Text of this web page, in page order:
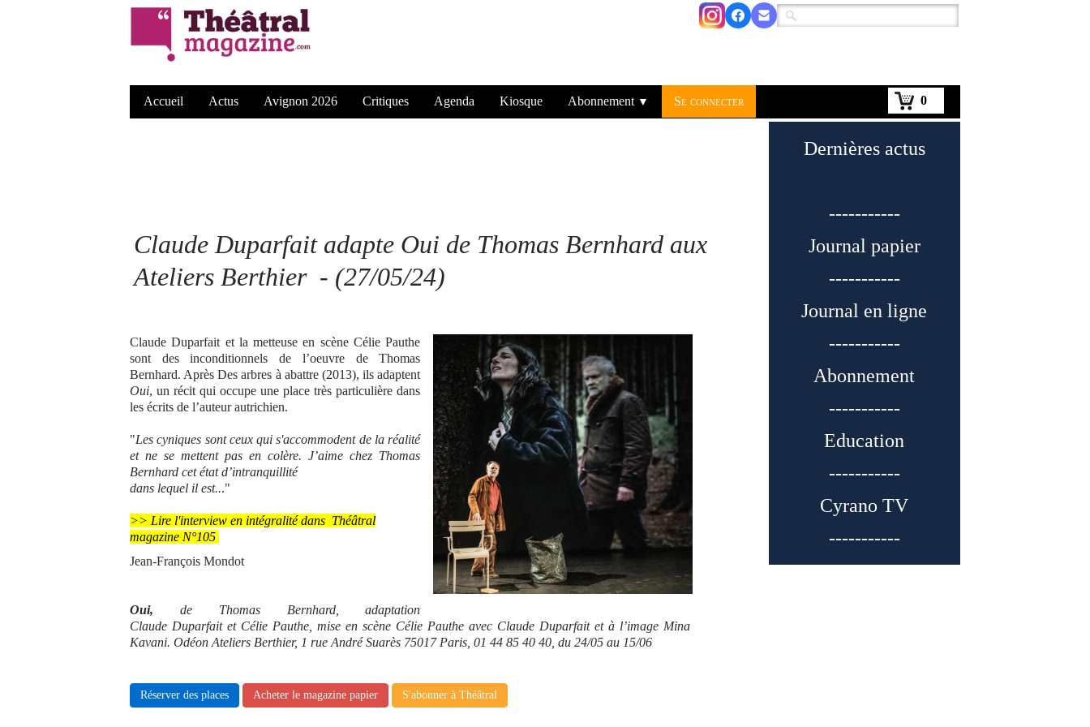
0
Accueil Actus Avignon 2026 Critiques Agenda Kiosque Abonnement ▼ Se connecter
Claude Duparfait adapte Oui de Thomas Bernhard aux
Ateliers Berthier - (27/05/24)
Claude Duparfait et la metteuse en scène Célie Pauthe
sont des inconditionnels de l’oeuvre de Thomas
Bernhard. Après Des arbres à abattre (2013), ils adaptent
Oui, un récit qui occupe une place très particulière dans
les écrits de l’auteur autrichien.
"Les cyniques sont ceux qui s'accommodent de la réalité
et ne se mettent pas en colère. J’aime chez Thomas
Bernhard cet état d’intranquillité
dans lequel il est..."
>> Lire l'interview en intégralité dans Théâtral
magazine N°105
Jean-François Mondot
Oui, de Thomas Bernhard, adaptation
Claude Duparfait et Célie Pauthe, mise en scène Célie Pautheavec Claude Duparfait et à l’image Mina
Kavani. Odéon Ateliers Berthier, 1 rue André Suarès 75017 Paris, 01 44 85 40 40, du 24/05 au 15/06
Réserver des places Acheter le magazine papier S'abonner à Théâtral
Dernières actus
-----------
Journal papier
-----------
Journal en ligne
-----------
Abonnement
-----------
Education
-----------
Cyrano TV
-----------